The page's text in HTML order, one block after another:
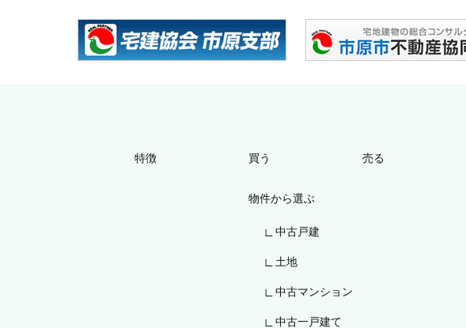
特徴 買う
物件から選ぶ
中古戸建
土地
中古マンション
中古一戸建て
売る